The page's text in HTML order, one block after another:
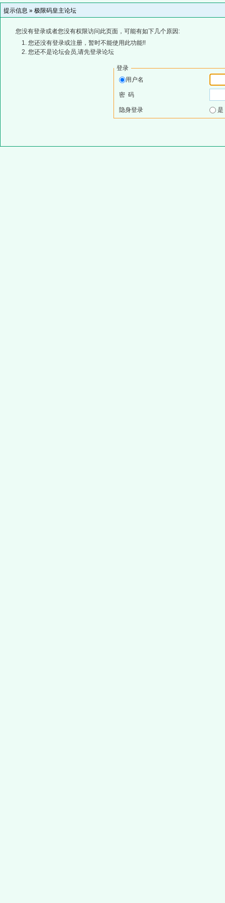
提示信息 » 极限码皇主论坛
您没有登录或者您没有权限访问此页面，可能有如下几个原因:
您还没有登录或注册，暂时不能使用此功能!!
您还不是论坛会员,请先登录论坛
登录
用户名
密 码
隐身登录